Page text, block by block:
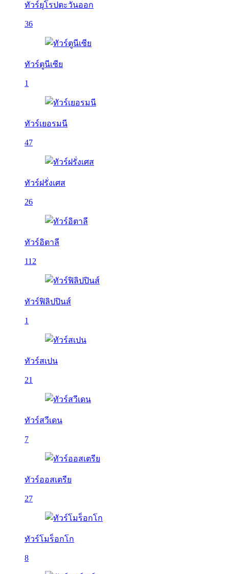
ทัวร์ยุโรปตะวันออก
36
ทัวร์ตูนีเซีย
1
ทัวร์เยอรมนี
47
ทัวร์ฝรั่งเศส
26
ทัวร์อิตาลี
112
ทัวร์ฟิลิปปินส์
1
ทัวร์สเปน
21
ทัวร์สวีเดน
7
ทัวร์ออสเตรีย
27
ทัวร์โมร็อกโก
8